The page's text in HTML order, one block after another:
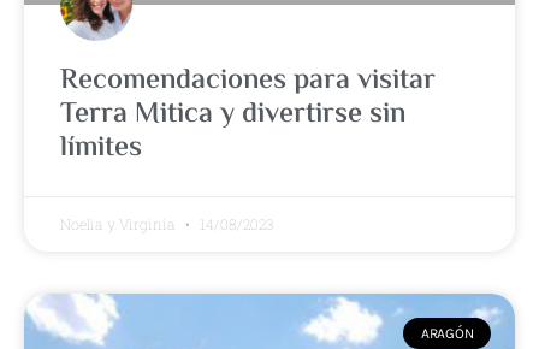
Recomendaciones para visitar
Terra Mitica y divertirse sin
límites
Noelia y Virginia 14/08/2023
ARAGÓN